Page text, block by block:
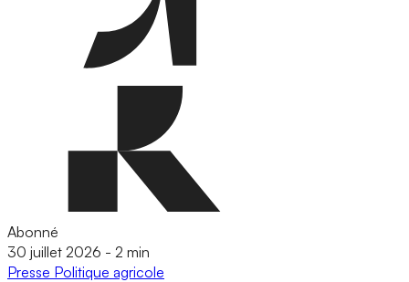
Abonné
30 juillet 2026 - 2 min
Presse Politique agricole